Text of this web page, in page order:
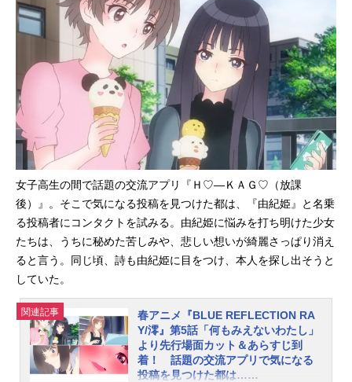
先陣を切って、TVアニメ『BLUERE
FLECTIONRAY/澪』が“アニメイズ
ム”枠ほかにて好評放送中です。この
度、4話のあらすじ＆先行カットが公
開されました！ リフレクターとし
ての活動に都も加わり、４人での活
動をスタートさせることに……。第4
話「ないものねだり」あらすじ自分
の想いを守ってもらった都は、陽桜
莉たちに協力を申し出る。都の決意
は固く、すでに家を出て入寮の手続
きも進めているという。熱い想いを
受け取った陽桜莉たちは、モモを含
めた４人での活動をスタートさせ
る。リフレクターとして、より強く
なる為には『共鳴』が重要だと知っ
うとするが…。TVアニメ『BLUERE
FLECTIONRAY/澪』作品概要私たち
は信じる。＜想い＞のチカラを――■
放送情報2021年4月9日より“アニメイ
ズム”枠にて好評放送中・MBS：毎週
女子高生の間で話題の交流アプリ『Ｈ♡―ＫＡＧ♡（放課
後）』。そこで気になる投稿を見つけた都は、『由紀姫』と名乗
る投稿者にコンタクトを試みる。由紀姫に悩みを打ち明けた少女
たちは、うちに秘めた苦しみや、悲しい想いが綺麗さっぱり消え
ると言う。同じ頃、詩も由紀姫に目をつけ、本人を探し出そうと
していた。
関連記事
春アニメ『BLUE REFLECTION RA
Y/澪』第5話「何もみえないわたし」
より先行場面カット＆あらすじ到
着！ 話題の交流アプリで気になる
投稿を見つけた都は……